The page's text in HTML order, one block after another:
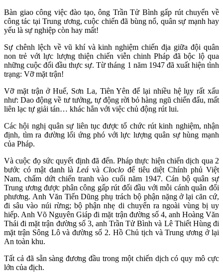
Bàn giao công việc đào tạo, ông Trần Tử Bình gấp rút chuyển về
công tác tại Trung ương, cuộc chiến đã bùng nổ, quân sự mạnh hay
yếu là sự nghiệp còn hay mất!
Sự chênh lệch về vũ khí và kinh nghiệm chiến địa giữa đội quân
non trẻ với lực lượng thiện chiến viễn chinh Pháp đã bộc lộ qua
những cuộc đối đầu thực sự. Từ tháng 1 năm 1947 đã xuất hiện tình
trạng: Vỡ mặt trận!
Vỡ mặt trận ở Huế, Sơn La, Tiên Yên để lại nhiều hệ lụy rất xấu
như: Dao động về tư tưởng, tự động rời bỏ hàng ngũ chiến đấu, mất
liên lạc tự giải tán… khác hẳn với việc chủ động rút lui.
Các hội nghị quân sự liên tục được tổ chức rút kinh nghiệm, nhận
định, tìm ra đường lối ứng phó với lực lượng quân sự hùng mạnh
của Pháp.
Và cuộc đọ sức quyết định đã đến. Pháp thực hiện chiến dịch qua 2
bước có mật danh là Leávà Cloclođể tiêu diệt Chính phủ Việt
Nam, chấm dứt chiến tranh vào cuối năm 1947. Cán bộ quân sự
Trung ương được phân công gấp rút đối đầu với mỗi cánh quân đối
phương. Anh Văn Tiến Dũng phụ trách bộ phận nặng ở lại căn cứ,
đi sâu vào núi rừng; bộ phận nhẹ di chuyển ra ngoài vùng bị uy
hiếp. Anh Võ Nguyên Giáp đi mặt trận đường số 4, anh Hoàng Văn
Thái đi mặt trận đường số 3, anh Trần Tử Bình và Lê Thiết Hùng đi
mặt trận Sông Lô và đường số 2. Hồ Chủ tịch và Trung ương ở lại
An toàn khu.
Tất cả đã sẵn sàng đương đầu trong một chiến dịch có quy mô cực
lớn của địch.